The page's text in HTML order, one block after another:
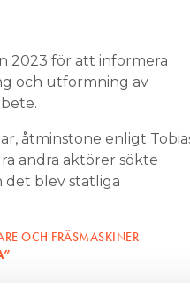
2023 för att informera
och utformning av
åtminstone enligt
andra aktörer sökte
det blev statliga
OCH FRÄSMASKINER